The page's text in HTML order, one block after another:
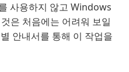
사용하지 않고 Windows
은 처음에는 어려워 보일
안내서를 통해 이 작업을